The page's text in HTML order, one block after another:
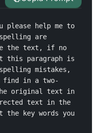
please help me to
spelling are
the text, if no
this paragraph is
mistakes,
find in a two-
the original text in
text in the
the key words you